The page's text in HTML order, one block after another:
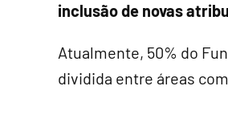
inclusão de novas
Atualmente, 50% do
dividida entre áreas